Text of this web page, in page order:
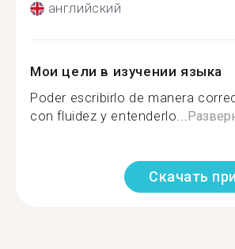
английский
Мои цели в изучении языка
Poder escribirlo de manera
con fluidez y entenderlo...
Скачать